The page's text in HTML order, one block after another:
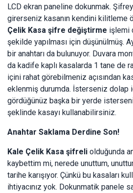
LCD ekran paneline dokunmak.
girerseniz kasanın kendini kilitleme
Çelik Kasa şifre değiştirme işlemi
şekilde yapılması için düşünülmüş.
bir anahtarı da bulunuyor. Duvara
da kadife kaplı kasalarda 1 tane de
içini rahat görebilmeniz açısından
eklenmiş durumda. İsterseniz dolap
gördüğünüz başka bir yerde
şeklinde kasayı kullanabilirsiniz.
Anahtar Saklama Derdine Son!
Kale Çelik Kasa şifreli olduğunda
kaybettim mi, nerede unuttum,
tarihe karışıyor. Çünkü bu kasaları
ihtiyacınız yok. Dokunmatik panele